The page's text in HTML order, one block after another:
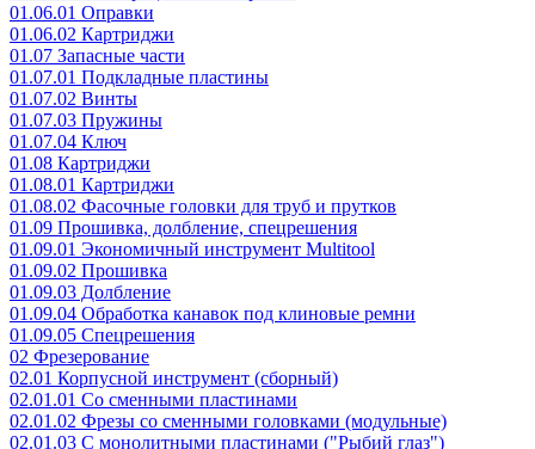
01.06.01 Оправки
01.06.02 Картриджи
01.07 Запасные части
01.07.01 Подкладные пластины
01.07.02 Винты
01.07.03 Пружины
01.07.04 Ключ
01.08 Картриджи
01.08.01 Картриджи
01.08.02 Фасочные головки для труб и прутков
01.09 Прошивка, долбление, спецрешения
01.09.01 Экономичный инструмент Multitool
01.09.02 Прошивка
01.09.03 Долбление
01.09.04 Обработка канавок под клиновые ремни
01.09.05 Спецрешения
02 Фрезерование
02.01 Корпусной инструмент (сборный)
02.01.01 Со сменными пластинами
02.01.02 Фрезы со сменными головками (модульные)
02.01.03 С монолитными пластинами ("Рыбий глаз")